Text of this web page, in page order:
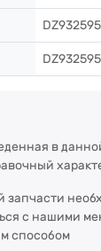
в
запчасти
с нашими
способом